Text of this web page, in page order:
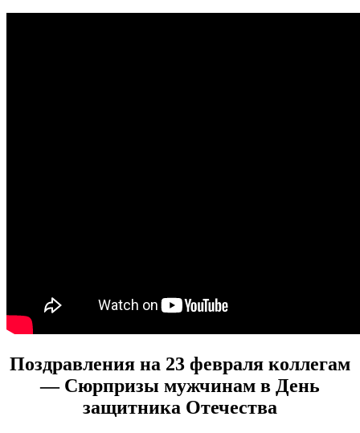
Поздравления на 23 февраля коллегам
― Сюрпризы мужчинам в День
защитника Отечества